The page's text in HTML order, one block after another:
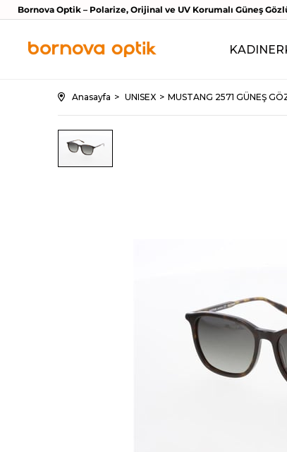
Bornova Optik – Polarize, Orijinal ve UV Korumalı Güneş
KADIN
Anasayfa UNISEX MUSTANG 2571 GÜNEŞ